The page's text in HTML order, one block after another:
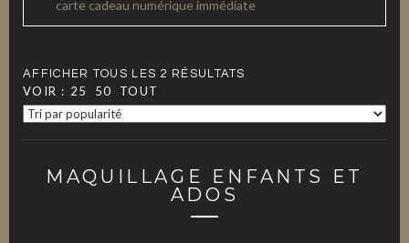
carte cadeau numérique immédiate
AFFICHER TOUS LES 2 RÉSULTATS
VOIR : 25 50 TOUT
MAQUILLAGE ENFANTS ET
ADOS